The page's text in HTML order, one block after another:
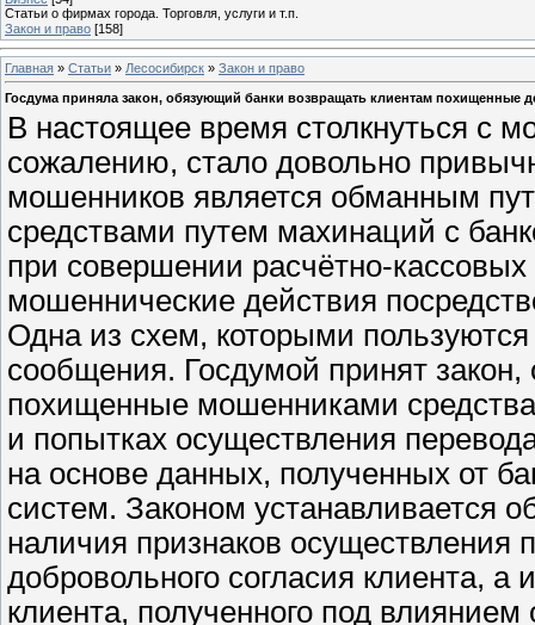
Статьи о фирмах города. Торговля, услуги и т.п.
Закон и право [158]
Главная » Статьи » Лесосибирск » Закон и право
Госдума приняла закон, обязующий банки возвращать клиентам похищенные
В настоящее время столкнуться с
сожалению, стало довольно
мошенников является обманным
средствами путем махинаций с
при совершении расчётно-
мошеннические действия
Одна из схем, которыми
сообщения. Госдумой принят
похищенные мошенниками
и попытках осуществления
на основе данных, полученных от
систем. Законом устанавливается
наличия признаков осуществления
добровольного согласия клиента, а
клиента, полученного под